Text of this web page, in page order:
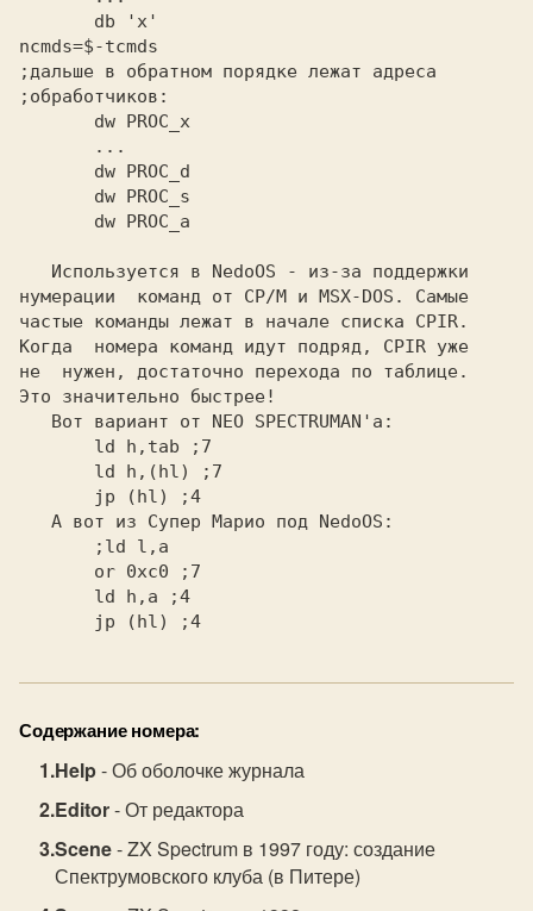
       db 'x'
ncmds=$-tcmds
;дальше в обратном порядке лежат адреса
;обработчиков:
       dw PROC_a
   Используется в
NedoOS - из-за поддержки
нумерации  команд от CP/M и MSX-DOS.
Самые
частые команды лежат в начале списка CPIR.
Когда  номера команд идут подряд,
CPIR уже
не  нужен, достаточно перехода по таблице.
Это значительно быстрее!
   Вот вариант от
       ld h,tab
       ld h,(hl)
       jp (hl)
;4
   А вот из
Супер Марио под
       or 0xc0
       ld h,a
       jp (hl)
;4
Содержание номера:
Help- Об оболочке журнала
Editor- От редактора
Scene- ZX Spectrum в 1997 году: создание
Спектрумовского клуба (в Питере)